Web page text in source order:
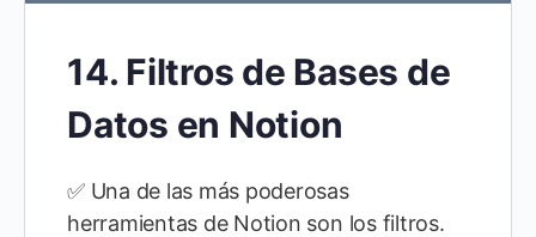
14. Filtros de Bases de
Datos en Notion
✅ Una de las más poderosas
herramientas de Notion son los filtros.